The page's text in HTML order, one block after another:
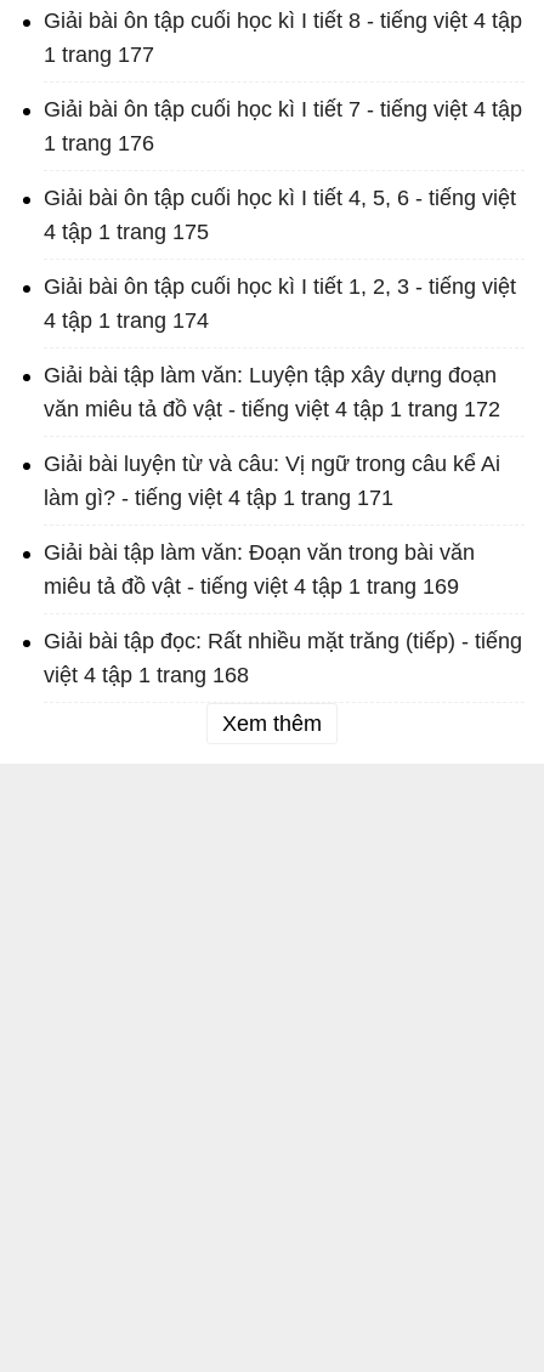
Giải bài ôn tập cuối học kì I tiết 8 - tiếng việt 4 tập
1 trang 177
Giải bài ôn tập cuối học kì I tiết 7 - tiếng việt 4 tập
1 trang 176
Giải bài ôn tập cuối học kì I tiết 4, 5, 6 - tiếng việt
4 tập 1 trang 175
Giải bài ôn tập cuối học kì I tiết 1, 2, 3 - tiếng việt
4 tập 1 trang 174
Giải bài tập làm văn: Luyện tập xây dựng đoạn
văn miêu tả đồ vật - tiếng việt 4 tập 1 trang 172
Giải bài luyện từ và câu: Vị ngữ trong câu kể Ai
làm gì? - tiếng việt 4 tập 1 trang 171
Giải bài tập làm văn: Đoạn văn trong bài văn
miêu tả đồ vật - tiếng việt 4 tập 1 trang 169
Giải bài tập đọc: Rất nhiều mặt trăng (tiếp) - tiếng
việt 4 tập 1 trang 168
Xem thêm